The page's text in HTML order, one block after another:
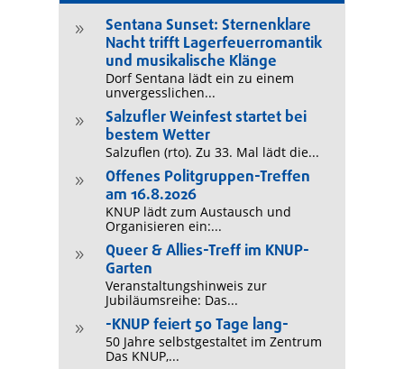
9
Sentana Sunset: Sternenklare
Nacht trifft Lagerfeuerromantik
und musikalische Klänge
Dorf Sentana lädt ein zu einem
unvergesslichen...
9
Salzufler Weinfest startet bei
bestem Wetter
Salzuflen (rto). Zu 33. Mal lädt die...
9
Offenes Politgruppen-Treffen
am 16.8.2026
KNUP lädt zum Austausch und
Organisieren ein:...
9
Queer & Allies-Treff im KNUP-
Garten
Veranstaltungshinweis zur
Jubiläumsreihe: Das...
9 -KNUP feiert 50 Tage lang-
50 Jahre selbstgestaltet im Zentrum
Das KNUP,...